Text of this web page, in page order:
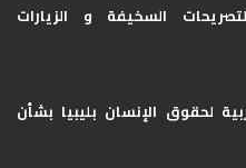
السخيفة و الزيارات
لحقوق الإنسان بليبيا ​بشأن